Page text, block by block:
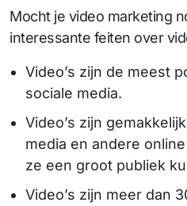
Mocht je video marketing
interessante feiten over
Video’s zijn de meest
sociale media.
Video’s zijn
media en andere
ze een groot publiek
Video’s zijn meer dan